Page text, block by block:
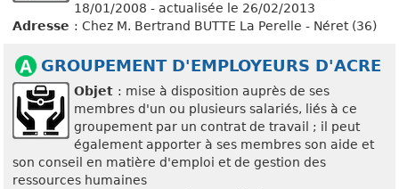
18/01/2008 - actualisée le 26/02/2013
Adresse : Chez M. Bertrand BUTTE La Perelle - Néret (36)
GROUPEMENT D'EMPLOYEURS D'ACRE
Objet : mise à disposition auprès de ses
membres d'un ou plusieurs salariés, liés à ce
groupement par un contrat de travail ; il peut
également apporter à ses membres son aide et
son conseil en matière d'emploi et de gestion des
ressources humaines